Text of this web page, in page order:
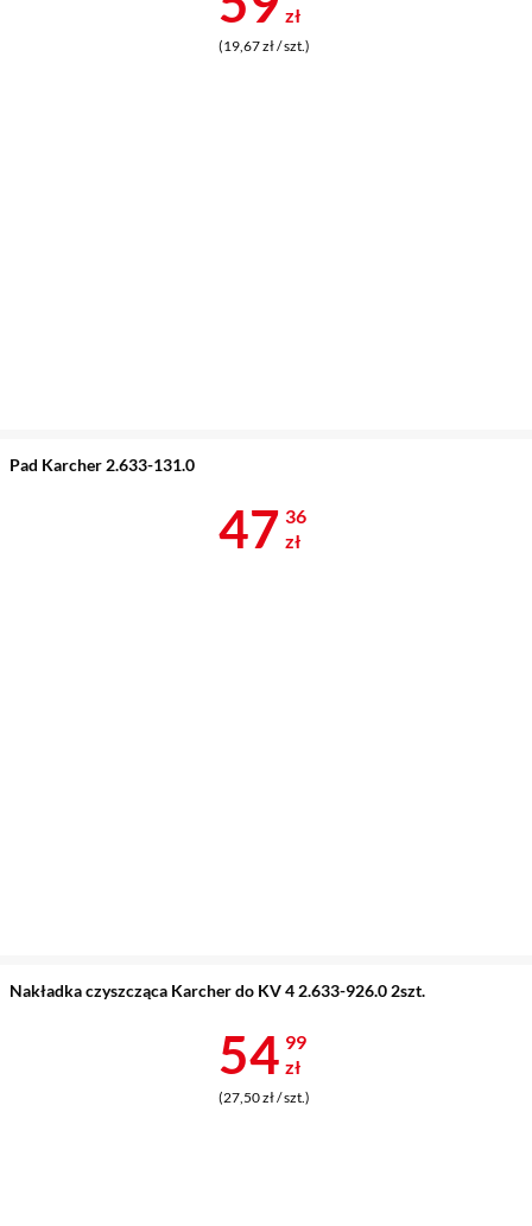
zł
(19,67 zł / szt.)
Pad Karcher 2.633-131.0
Cena 47,36
47 36
zł
Nakładka czyszcząca Karcher do KV 4 2.633-926.0 2szt.
Cena 54,99
54 99
zł
(27,50 zł / szt.)